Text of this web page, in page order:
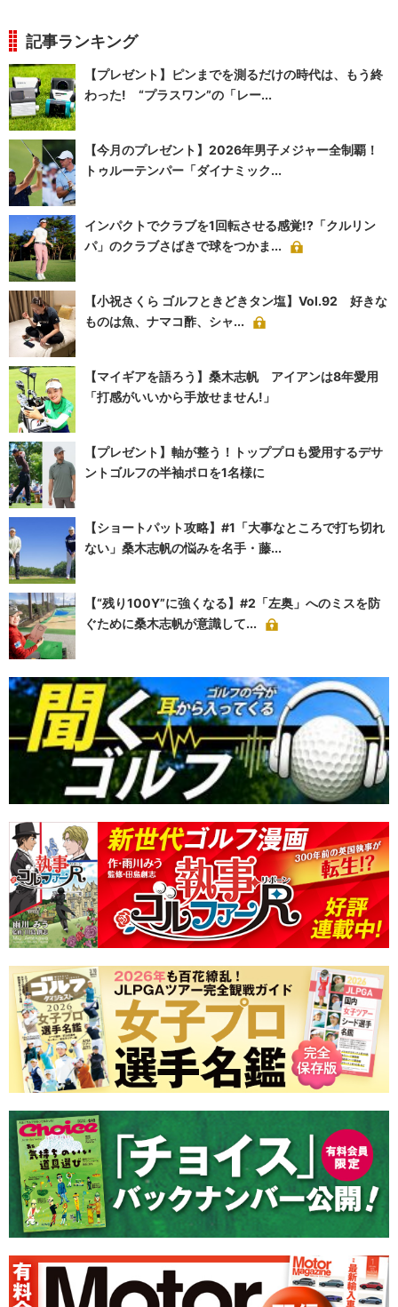
記事ランキング
【プレゼント】ピンまでを測るだけの時代は、もう終
わった! “プラスワン”の「レー...
【今月のプレゼント】2026年男子メジャー全制覇！
トゥルーテンパー「ダイナミック...
インパクトでクラブを1回転させる感覚!?「クルリン
パ」のクラブさばきで球をつかま...
【小祝さくら ゴルフときどきタン塩】Vol.92 好きな
ものは魚、ナマコ酢、シャ...
【マイギアを語ろう】桑木志帆 アイアンは8年愛用
「打感がいいから手放せません!」
【プレゼント】軸が整う！トッププロも愛用するデサ
ントゴルフの半袖ポロを1名様に
【ショートパット攻略】#1「大事なところで打ち切れ
ない」桑木志帆の悩みを名手・藤...
【“残り100Y”に強くなる】#2「左奥」へのミスを防
ぐために桑木志帆が意識して...